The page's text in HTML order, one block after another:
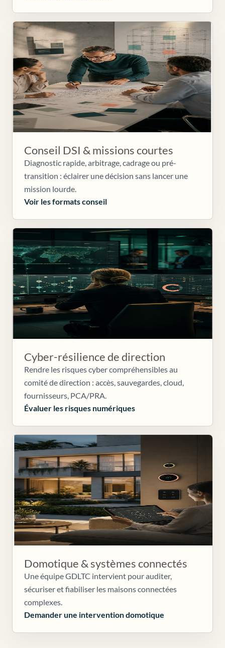
Conseil DSI & missions courtes
Diagnostic rapide, arbitrage, cadrage ou pré-
transition : éclairer une décision sans lancer une
mission lourde.
Voir les formats conseil
Cyber-résilience de direction
Rendre les risques cyber compréhensibles au
comité de direction : accès, sauvegardes, cloud,
fournisseurs, PCA/PRA.
Évaluer les risques numériques
Domotique & systèmes connectés
Une équipe GDLTC intervient pour auditer,
sécuriser et fiabiliser les maisons connectées
complexes.
Demander une intervention domotique